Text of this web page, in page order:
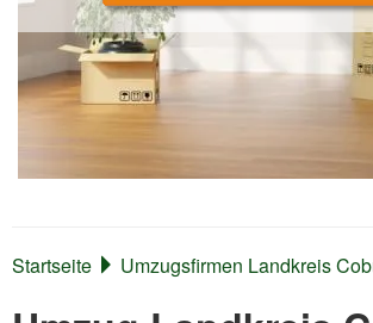
Startseite Umzugsfirmen Landkreis